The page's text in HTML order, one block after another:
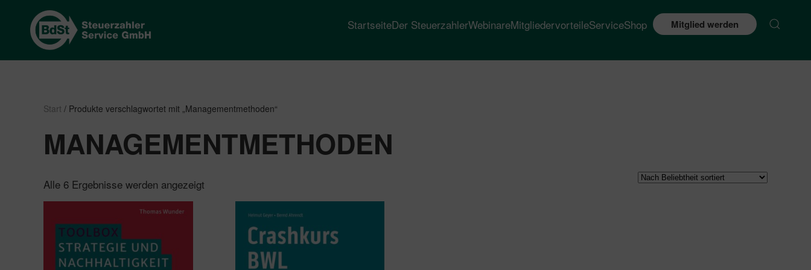
StartseiteDer SteuerzahlerWebinareMitgliedervorteileServiceShop Mitglied werden
Start / Produkte verschlagwortet mit „Managementmethoden“
MANAGEMENTMETHODEN
Alle 6 Ergebnisse werden angezeigt
sortiert